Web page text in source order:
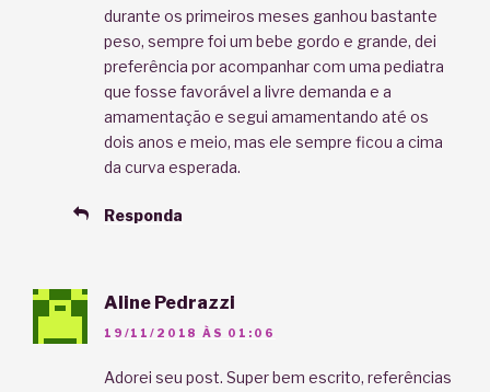
durante os primeiros meses ganhou bastante
peso, sempre foi um bebe gordo e grande, dei
preferência por acompanhar com uma pediatra
que fosse favorável a livre demanda e a
amamentação e segui amamentando até os
dois anos e meio, mas ele sempre ficou a cima
da curva esperada.
Responda
Aline Pedrazzi
19/11/2018 ÀS 01:06
Adorei seu post. Super bem escrito, referências